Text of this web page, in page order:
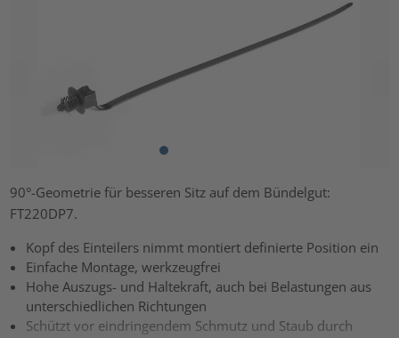
90°-Geometrie für besseren Sitz auf dem Bündelgut:
FT220DP7.
Kopf des Einteilers nimmt montiert definierte Position ein
Einfache Montage, werkzeugfrei
Hohe Auszugs- und Haltekraft, auch bei Belastungen aus
unterschiedlichen Richtungen
Schützt vor eindringendem Schmutz und Staub durch